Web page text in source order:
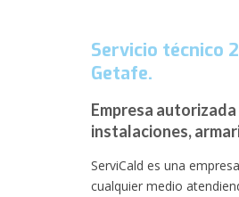
Servicio técnico
Getafe.
Empresa
instalaciones,
ServiCald es una
cualquier medio